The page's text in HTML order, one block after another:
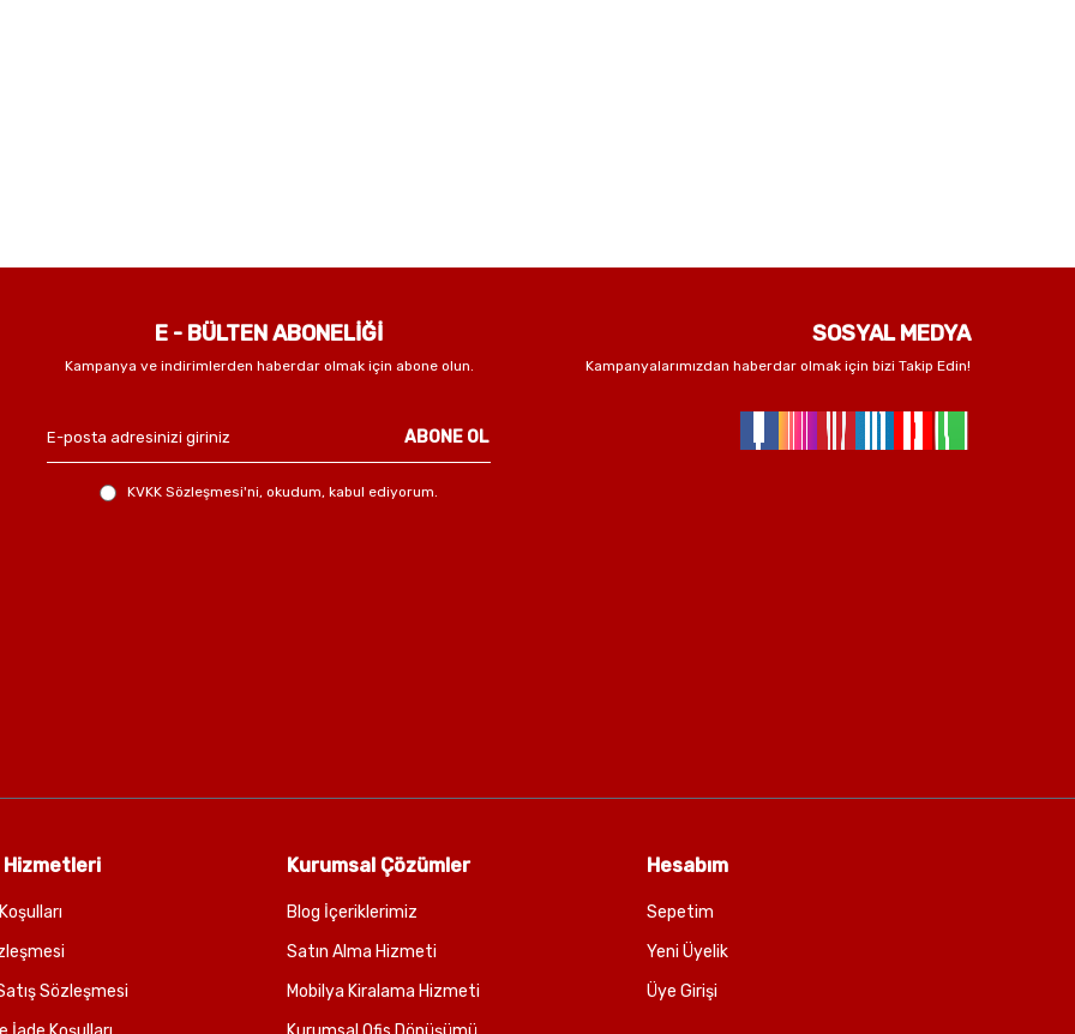
E - BÜLTEN ABONELİĞİ
Kampanya ve indirimlerden haberdar olmak için abone olun.
ABONE OL
KVKK Sözleşmesi'ni, okudum, kabul ediyorum.
SOSYAL MEDYA
Kampanyalarımızdan haberdar olmak için bizi Takip Edin!
Sözleşmesi
Kurumsal Çözümler
Blog İçeriklerimiz
Satın Alma Hizmeti
Mobilya Kiralama Hizmeti
Hesabım
Sepetim
Yeni Üyelik
Üye Girişi